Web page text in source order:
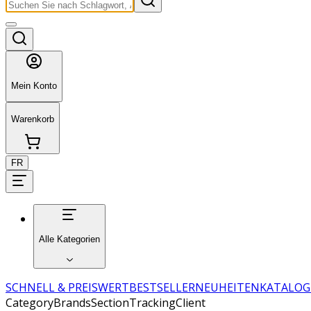
Mein Konto
Warenkorb
FR
Alle Kategorien
SCHNELL & PREISWERTBESTSELLERNEUHEITENKATALOG
CategoryBrandsSectionTrackingClient